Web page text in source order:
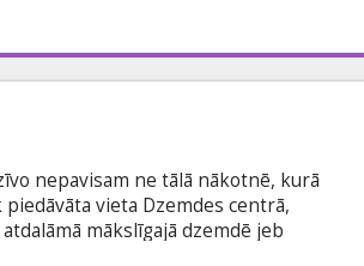
nepavisam ne tālā nākotnē, kurā
vieta Dzemdes centrā,
mākslīgajā dzemdē jeb